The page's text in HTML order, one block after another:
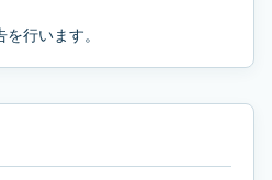
行います。